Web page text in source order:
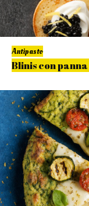
Antipasto
Blinis con